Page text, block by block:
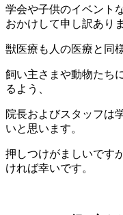
学会や子供のイベント
おかけして申し訳あり
獣医療も人の医療と同
飼い主さまや動物たち
るよう、
院長およびスタッフは
いと思います。
押しつけがましいです
ければ幸いです。